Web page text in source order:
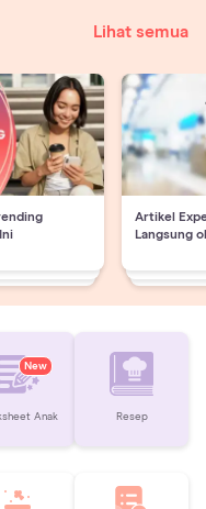
Lihat semua
Artikel
Langsung
New
Anak Resep